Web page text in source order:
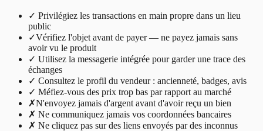
✓ Privilégiez les transactions en main propre dans un lieu
public
✓Vérifiez l'objet avant de payer — ne payez jamais sans
avoir vu le produit
✓ Utilisez la messagerie intégrée pour garder une trace des
échanges
✓ Consultez le profil du vendeur : ancienneté, badges, avis
✓ Méfiez-vous des prix trop bas par rapport au marché
✗N'envoyez jamais d'argent avant d'avoir reçu un bien
✗ Ne communiquez jamais vos coordonnées bancaires
✗ Ne cliquez pas sur des liens envoyés par des inconnus